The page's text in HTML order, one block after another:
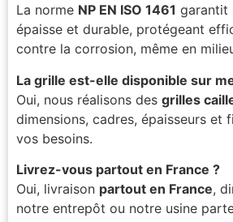
La norme NP EN ISO 1461 garantit
épaisse et durable, protégeant
contre la corrosion, même en
La grille est-elle disponible sur
Oui, nous réalisons des grilles
dimensions, cadres, épaisseurs et
vos besoins.
Livrez-vous partout en France ?
Oui, livraison partout en France,
notre entrepôt ou notre usine